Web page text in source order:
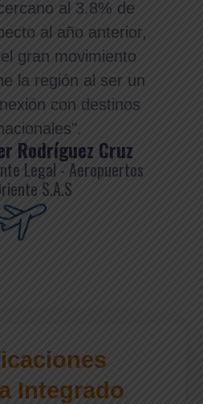
al 3.8% de
al año anterior,
gran movimiento
la región al ser un
con destinos
Rodríguez Cruz
Legal - Aeropuertos
S.A.S
Integrado